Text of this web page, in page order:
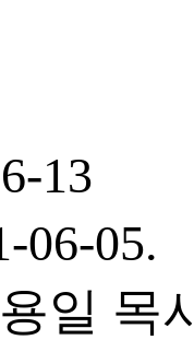
13
06-05.
일 목